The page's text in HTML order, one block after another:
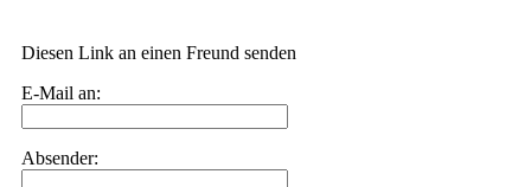
Diesen Link an einen Freund senden
E-Mail an:
Absender: